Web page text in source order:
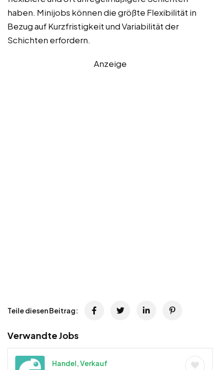
haben. Minijobs können die größte Flexibilität in
Bezug auf Kurzfristigkeit und Variabilität der
Schichten erfordern.
Anzeige
Teile diesen Beitrag:
Verwandte Jobs
Handel, Verkauf